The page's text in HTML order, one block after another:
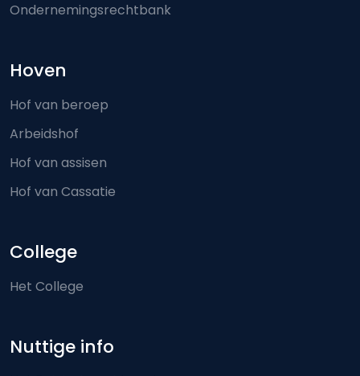
Ondernemingsrechtbank
Hoven
Hof van beroep
Arbeidshof
Hof van assisen
Hof van Cassatie
College
Het College
Nuttige info